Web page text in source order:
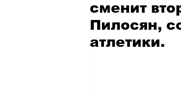
сменит
Пилосян,
атлетики.